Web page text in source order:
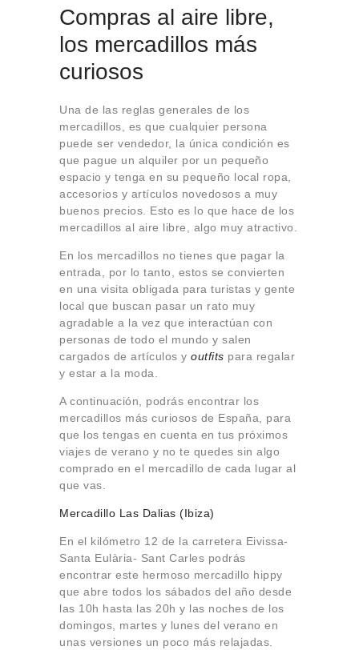
Compras al aire libre,
los mercadillos más
curiosos
Una de las reglas generales de los
mercadillos, es que cualquier persona
puede ser vendedor, la única condición es
que pague un alquiler por un pequeño
espacio y tenga en su pequeño local ropa,
accesorios y artículos novedosos a muy
buenos precios. Esto es lo que hace de los
mercadillos al aire libre, algo muy atractivo.
En los mercadillos no tienes que pagar la
entrada, por lo tanto, estos se convierten
en una visita obligada para turistas y gente
local que buscan pasar un rato muy
agradable a la vez que interactúan con
personas de todo el mundo y salen
cargados de artículos y outfits para regalar
y estar a la moda.
A continuación, podrás encontrar los
mercadillos más curiosos de España, para
que los tengas en cuenta en tus próximos
viajes de verano y no te quedes sin algo
comprado en el mercadillo de cada lugar al
que vas.
Mercadillo Las Dalias (Ibiza)
En el kilómetro 12 de la carretera Eivissa-
Santa Eulària- Sant Carles podrás
encontrar este hermoso mercadillo hippy
que abre todos los sábados del año desde
las 10h hasta las 20h y las noches de los
domingos, martes y lunes del verano en
unas versiones un poco más relajadas.